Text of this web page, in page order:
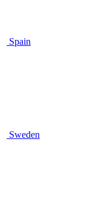
Spain
Sweden